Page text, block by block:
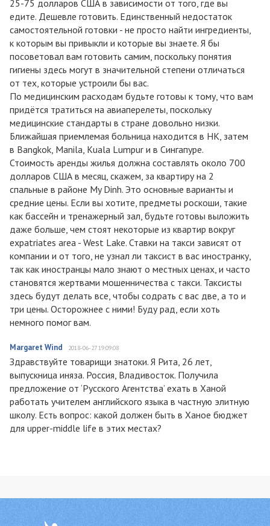
25-75 долларов США в зависимости от того, где вы
едите. Дешевле готовить. Единственный недостаток
самостоятельной готовки - не просто найти ингредиенты,
к которым вы привыкли и которые вы знаете. Я бы
посоветовал вам готовить самим, поскольку понятия
гигиены здесь могут в значительной степени отличаться
от тех, которые устроили бы вас.
По медицинским расходам будьте готовы к тому, что вам
придётся тратиться на авиаперелеты, поскольку
медицинские стандарты в стране довольно низки.
Ближайшая приемлемая больница находится в HK, затем
в Bangkok, Manila, Kuala Lumpur и в Сингапуре.
Стоимость аренды жилья должна составлять около 700
долларов США в месяц, скажем, за квартиру на 2
спальные в районе My Dinh. Это основные варианты и
средние цены. Если вы хотите, предметы роскоши, такие
как бассейн и тренажерный зал, будьте готовы выложить
даже больше, чем стоят некоторые из квартир вокруг
expatriates area - West Lake. Ставки на такси зависят от
компании и от того, не узнал ли таксист в вас иностранку,
так как иностранцы мало знают о местных ценах, и часто
становятся жертвами мошенничества с такси. Таксисты
здесь будут делать все, чтобы содрать с вас две, а то и
три цены. Осторожнее с ними! Буду рад, если хоть
немного помог вам.
Margaret Wind 2018-06-27 19:09:08
Здравствуйте товарищи знатоки. Я Рита, 26 лет,
выпускница иняза. Россия, Владивосток. Получила
предложение от ‘Русского Агентства’ ехать в Ханой
работать учителем английского языка в частную элитную
школу. Есть вопрос: какой должен быть в Ханое бюджет
для upper-middle life в этих местах?